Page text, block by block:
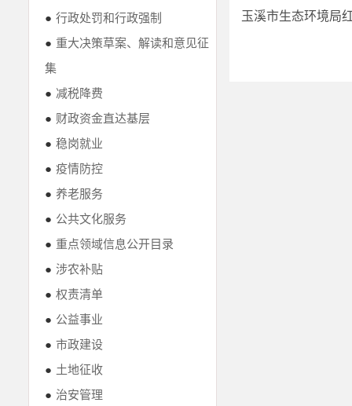
● 行政处罚和行政强制
● 重大决策草案、解读和意见征
集
● 减税降费
● 财政资金直达基层
● 稳岗就业
● 疫情防控
● 养老服务
● 公共文化服务
● 重点领域信息公开目录
● 涉农补贴
● 权责清单
● 公益事业
● 市政建设
● 土地征收
● 治安管理
玉溪市生态环境局